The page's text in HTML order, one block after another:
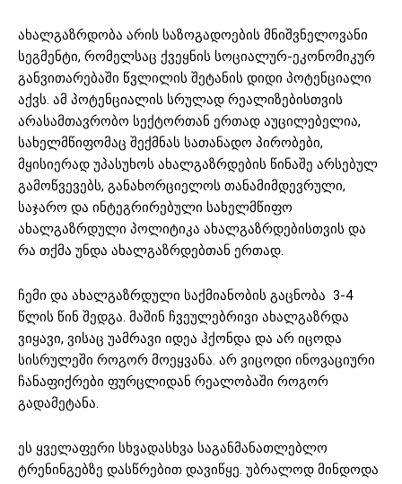
ახალგაზრდობა არის საზოგადოების მნიშვნელოვანი
სეგმენტი, რომელსაც ქვეყნის სოციალურ-ეკონომიკურ
განვითარებაში წვლილის შეტანის დიდი პოტენციალი
აქვს. ამ პოტენციალის სრულად რეალიზებისთვის
არასამთავრობო სექტორთან ერთად აუცილებელია,
სახელმწიფომაც შექმნას სათანადო პირობები,
მყისიერად უპასუხოს ახალგაზრდების წინაშე არსებულ
გამოწვევებს, განახორციელოს თანამიმდევრული,
საჯარო და ინტეგრირებული სახელმწიფო
ახალგაზრდული პოლიტიკა ახალგაზრდებისთვის და
რა თქმა უნდა ახალგაზრდებთან ერთად.
ჩემი და ახალგაზრდული საქმიანობის გაცნობა 3-4
წლის წინ შედგა. მაშინ ჩვეულებრივი ახალგაზრდა
ვიყავი, ვისაც უამრავი იდეა ჰქონდა და არ იცოდა
სისრულეში როგორ მოეყვანა. არ ვიცოდი ინოვაციური
ჩანაფიქრები ფურცლიდან რეალობაში როგორ
გადამეტანა.
ეს ყველაფერი სხვადასხვა საგანმანათლებლო
ტრენინგებზე დასწრებით დავიწყე. უბრალოდ მინდოდა